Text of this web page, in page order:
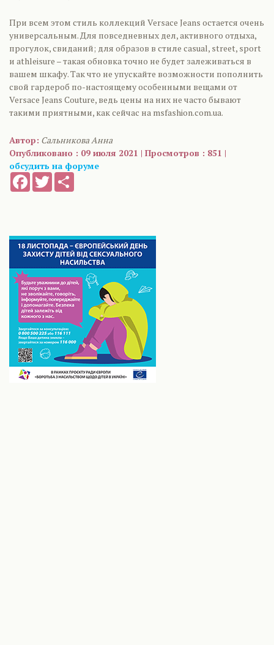
При всем этом стиль коллекций Versace Jeans остается очень
универсальным. Для повседневных дел, активного отдыха,
прогулок, свиданий; для образов в стиле casual, street, sport
и athleisure – такая обновка точно не будет залеживаться в
вашем шкафу. Так что не упускайте возможности пополнить
свой гардероб по-настоящему особенными вещами от
Versace Jeans Couture, ведь цены на них не часто бывают
такими приятными, как сейчас на msfashion.com.ua.
Автор: Сальникова Анна
Опубликовано : 09 июля 2021 | Просмотров : 851 |
обсудить на форуме
FacebookTwitter